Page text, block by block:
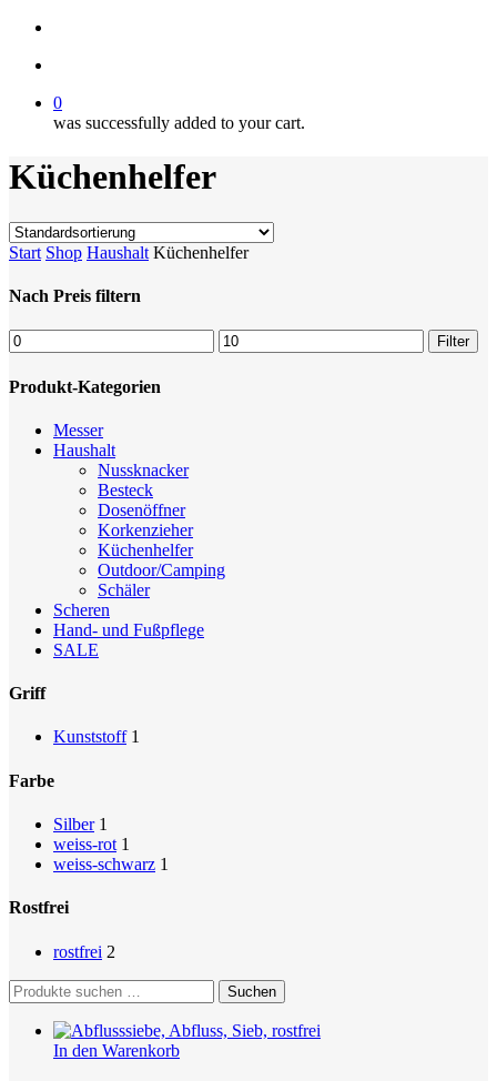
0
was successfully added to your cart.
Küchenhelfer
Start Shop Haushalt Küchenhelfer
Nach Preis filtern
Min.
Preis
Max.
Preis
Filter
Produkt-Kategorien
Messer
Haushalt
Nussknacker
Besteck
Dosenöffner
Korkenzieher
Küchenhelfer
Outdoor/Camping
Schäler
Scheren
Hand- und Fußpflege
SALE
Griff
Kunststoff 1
Farbe
Silber 1
weiss-rot 1
weiss-schwarz 1
Rostfrei
rostfrei 2
Suchen
nach:
Suchen
In den Warenkorb